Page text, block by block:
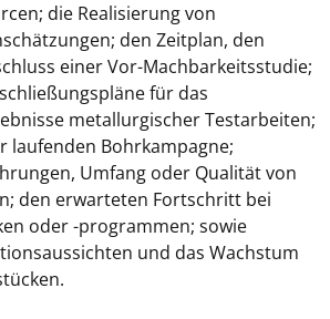
die Realisierung von
den Zeitplan, den
einer Vor-Machbarkeitsstudie;
für das
metallurgischer Testarbeiten;
laufenden Bohrkampagne;
Umfang oder Qualität von
den erwarteten Fortschritt bei
oder -programmen; sowie
und das Wachstum